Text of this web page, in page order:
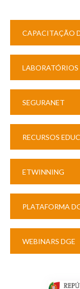
CAPACITAÇÃO
SEGURANET
RECURSOS
ETWINNING
PLATAFORMA
WEBINARS DGE